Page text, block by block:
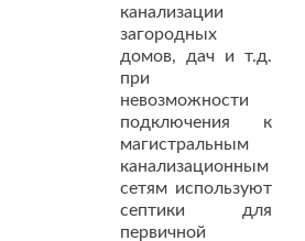
канализации
загородных
домов, дач и т.д.
при
невозможности
подключения к
магистральным
канализационным
сетям используют
септики для
первичной